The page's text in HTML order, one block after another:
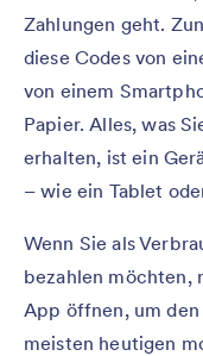
Zahlungen geht.
diese Codes von
von einem
Papier. Alles, was
erhalten, ist ein
– wie ein Tablet
Wenn Sie als
bezahlen möchten,
App öffnen, um
meisten heutigen